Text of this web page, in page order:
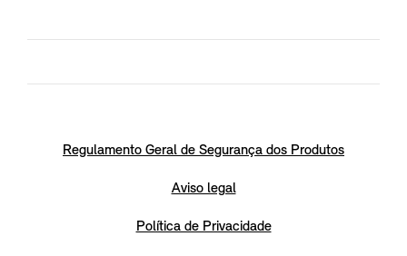
Regulamento Geral de Segurança dos Produtos
Aviso legal
Política de Privacidade